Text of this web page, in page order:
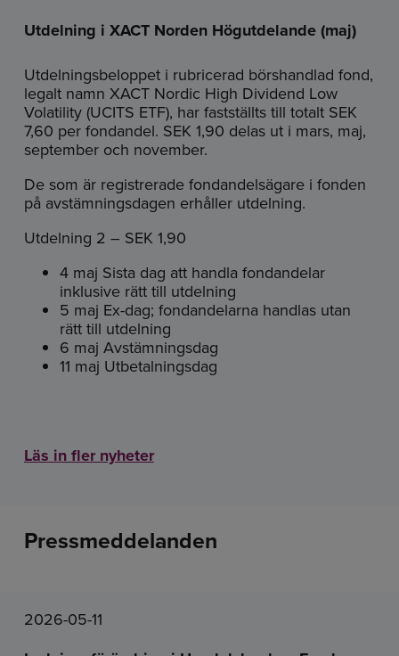
Utdelning i XACT Norden Högutdelande (maj)
Utdelningsbeloppet i rubricerad börshandlad fond,
legalt namn XACT Nordic High Dividend Low
Volatility (UCITS ETF), har fastställts till totalt SEK
7,60 per fondandel. SEK 1,90 delas ut i mars, maj,
september och november.
De som är registrerade fondandelsägare i fonden
på avstämningsdagen erhåller utdelning.
Utdelning 2 – SEK 1,90
4 maj Sista dag att handla fondandelar
inklusive rätt till utdelning
5 maj Ex-dag; fondandelarna handlas utan
rätt till utdelning
6 maj Avstämningsdag
11 maj Utbetalningsdag
Läs in fler nyheter
Pressmeddelanden
2026-05-11